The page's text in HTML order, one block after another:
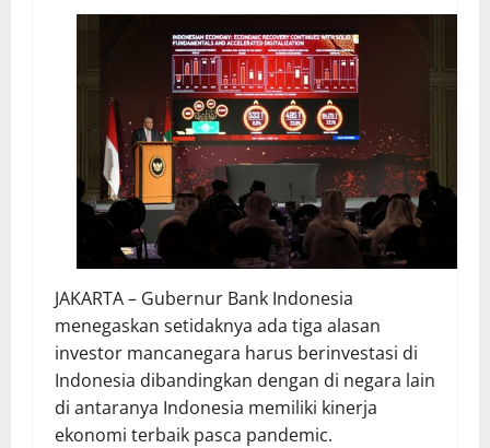
JAKARTA – Gubernur Bank Indonesia
menegaskan setidaknya ada tiga alasan
investor mancanegara harus berinvestasi di
Indonesia dibandingkan dengan di negara lain
di antaranya Indonesia memiliki kinerja
ekonomi terbaik pasca pandemic.